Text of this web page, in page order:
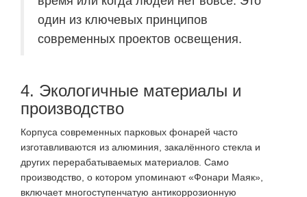
один из ключевых принципов
современных проектов освещения.
4. Экологичные материалы и
производство
Корпуса современных парковых фонарей часто
изготавливаются из алюминия, закалённого стекла и
других перерабатываемых материалов. Само
производство, о котором упоминают «Фонари Маяк»,
включает многоступенчатую антикоррозионную